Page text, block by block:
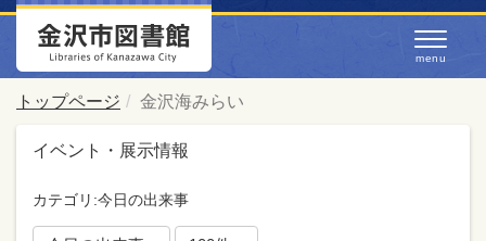
トップページ 金沢海みらい
イベント・展示情報
カテゴリ:今日の出来事